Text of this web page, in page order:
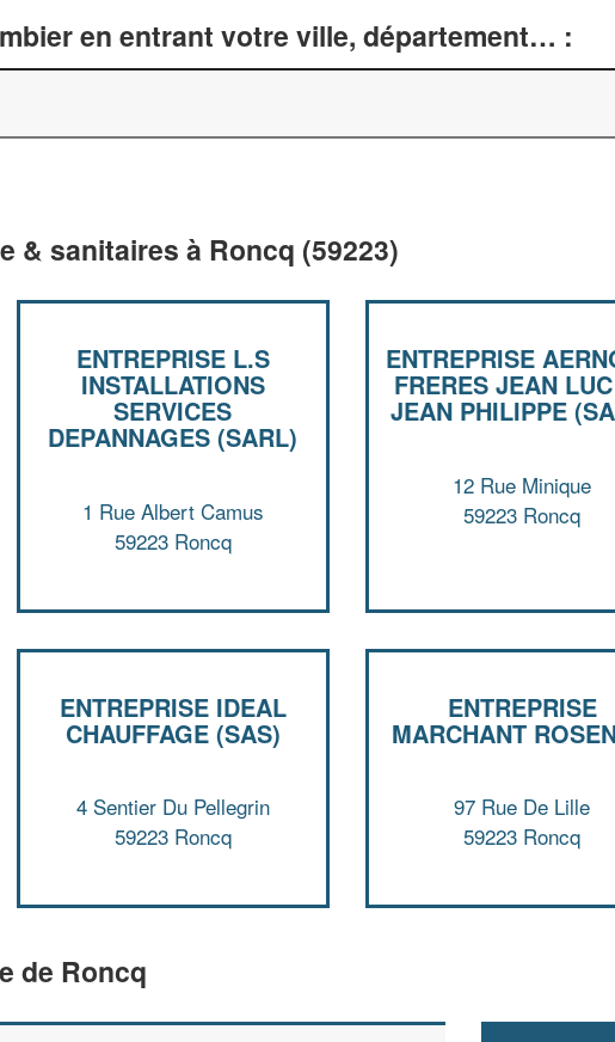
en entrant votre ville, département… :
& sanitaires à Roncq (59223)
ENTREPRISE L.S
INSTALLATIONS
SERVICES
DEPANNAGES (SARL)
1 Rue Albert Camus
59223 Roncq
ENTREPRISE
FRERES JEAN
JEAN PHILIPPE
12 Rue Minique
59223 Roncq
ENTREPRISE IDEAL
CHAUFFAGE (SAS)
4 Sentier Du Pellegrin
59223 Roncq
ENTREPRISE
MARCHANT
97 Rue De Lille
59223 Roncq
de Roncq